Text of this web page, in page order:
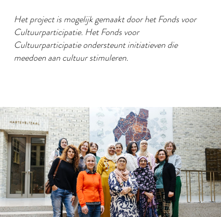
Het project is mogelijk gemaakt door het Fonds voor
Cultuurparticipatie. Het Fonds voor
Cultuurparticipatie ondersteunt initiatieven die
meedoen aan cultuur stimuleren.